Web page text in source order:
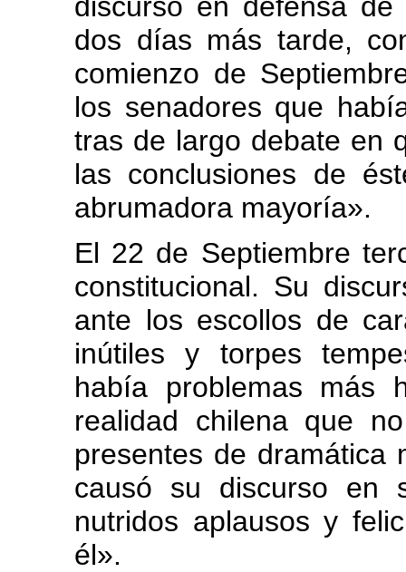
dos días más tarde,
comienzo de
los senadores que
tras de largo debate en
las conclusiones de
abrumadora mayoría».
El 22 de Septiembre
constitucional. Su
ante los escollos de
inútiles y torpes
había problemas
realidad chilena que
presentes de dramática
causó su discurso en
nutridos aplausos y
él».